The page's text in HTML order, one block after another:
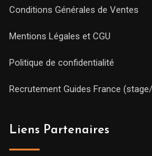
Conditions Générales de Ventes
Mentions Légales et CGU
Politique de confidentialité
Recrutement Guides France
Liens Partenaires